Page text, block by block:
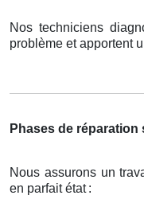
Nos techniciens
problème et apportent
Phases de
Nous assurons un
en parfait état :